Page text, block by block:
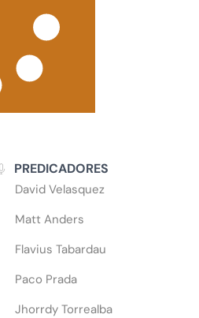
PREDICADORES
David Velasquez
Matt Anders
Flavius Tabardau
Paco Prada
Jhorrdy Torrealba